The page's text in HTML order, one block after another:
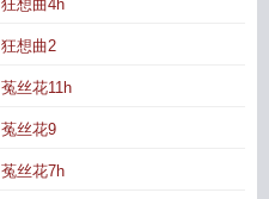
狂想曲4h
狂想曲2
菟丝花11h
菟丝花9
菟丝花7h